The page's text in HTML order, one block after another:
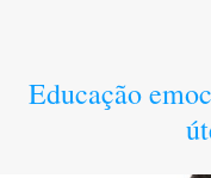
Educação